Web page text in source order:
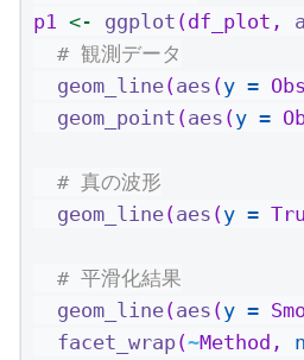
p1 <- ggplot (df_plot,
# 観測データ
geom_line(aes (y =
geom_point (aes (y =
# 真の波形
geom_line(aes (y =
# 平滑化結果
geom_line(aes (y =
facet_wrap(~Method,